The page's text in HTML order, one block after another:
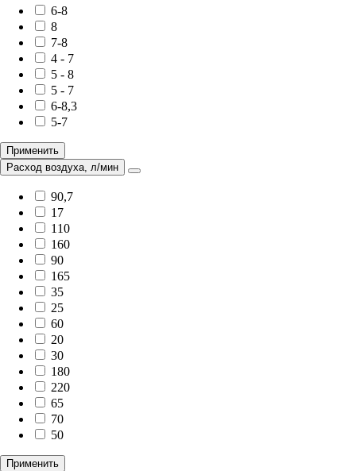
6-8
8
7-8
4 - 7
5 - 8
5 - 7
6-8,3
5-7
Применить
Расход воздуха, л/мин
90,7
17
110
160
90
165
35
25
60
20
30
180
220
65
70
50
Применить